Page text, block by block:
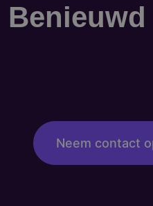
Neem contact